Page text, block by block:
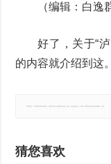
（编辑：白逸
好了，关于“
的内容就介绍到这。
猜您喜欢